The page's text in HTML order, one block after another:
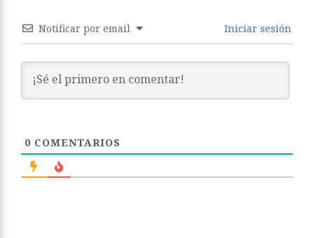
Notificar por email Iniciar sesión
0 COMENTARIOS